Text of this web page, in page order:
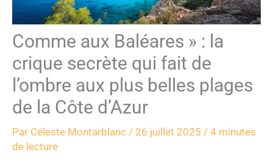
Comme aux Baléares » : la
crique secrète qui fait de
l’ombre aux plus belles plages
de la Côte d’Azur
Par Céleste Montarblanc / 26 juillet 2025 / 4 minutes
de lecture